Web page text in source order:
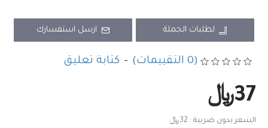
لطلبات الجملة ارسل استفسارك
(0 التقييمات) - كتابة تعليق
37﷼
السعر بدون ضريبة : 32﷼